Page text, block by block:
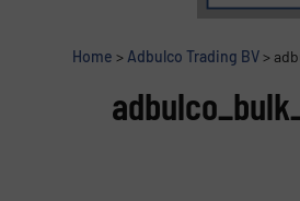
Home > Adbulco Trading BV >